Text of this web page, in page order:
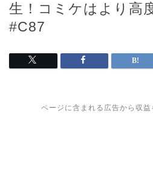
生！コミケはより高
#C87
ページに含まれる広告から収